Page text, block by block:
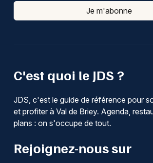
C'est quoi le JDS ?
JDS, c'est le guide de référence pour
et profiter à Val de Briey. Agenda,
plans : on s'occupe de tout.
Rejoignez-nous sur
Je m'abonne